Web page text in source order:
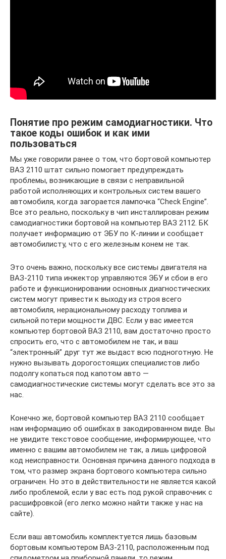
Понятие про режим самодиагностики. Что
такое коды ошибок и как ими
пользоваться
Мы уже говорили ранее о том, что бортовой компьютер
ВАЗ 2110 штат сильно помогает предупреждать
проблемы, возникающие в связи с неправильной
работой исполняющих и контрольных систем вашего
автомобиля, когда загорается лампочка “Check Engine”.
Все это реально, поскольку в чип инсталлирован режим
самодиагностики бортовой на компьютер ВАЗ 2112. БК
получает информацию от ЭБУ по К-линии и сообщает
автомобилисту, что с его железным конем не так.
Это очень важно, поскольку все системы двигателя на
ВАЗ-2110 типа инжектор управляются ЭБУ и сбои в его
работе и функционировании основных диагностических
систем могут привести к выходу из строя всего
автомобиля, нерациональному расходу топлива и
сильной потери мощности ДВС. Если у вас имеется
компьютер бортовой ВАЗ 2110, вам достаточно просто
спросить его, что с автомобилем не так, и ваш
“электронный” друг тут же выдаст всю подноготную. Не
нужно вызывать дорогостоящих специалистов либо
подолгу копаться под капотом авто —
самодиагностические системы могут сделать все это за
нас.
Конечно же, бортовой компьютер ВАЗ 2110 сообщает
нам информацию об ошибках в закодированном виде. Вы
не увидите текстовое сообщение, информирующее, что
именно с вашим автомобилем не так, а лишь цифровой
код неисправности. Основная причина данного подхода в
том, что размер экрана бортового компьютера сильно
ограничен. Но это в действительности не является какой
либо проблемой, если у вас есть под рукой справочник с
расшифровкой (его легко можно найти также у нас на
сайте).
Если ваш автомобиль комплектуется лишь базовым
бортовым компьютером ВАЗ-2110, расположенным под